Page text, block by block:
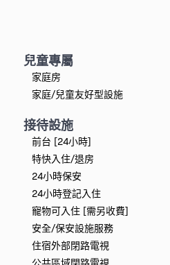
兒童專屬
家庭房
家庭/兒童友好型設施
接待設施
前台 [24小時]
特快入住/退房
24小時保安
24小時登記入住
寵物可入住 [需另收費]
安全/保安設施服務
住宿外部閉路電視